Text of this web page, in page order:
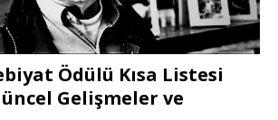
Ödülü Kısa Listesi
Gelişmeler ve